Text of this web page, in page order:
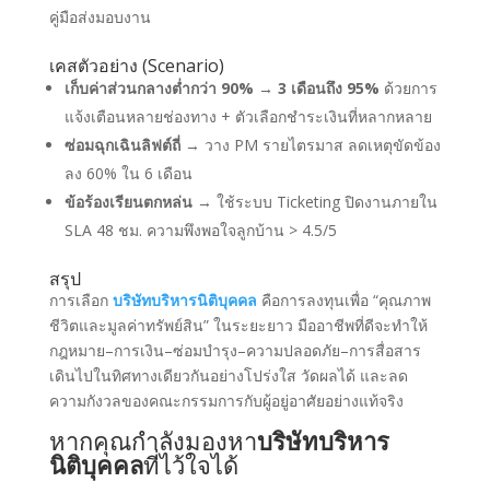
คู่มือส่งมอบงาน
เคสตัวอย่าง (Scenario)
เก็บค่าส่วนกลางต่ำกว่า 90% → 3 เดือนถึง 95% ด้วยการ
แจ้งเตือนหลายช่องทาง + ตัวเลือกชำระเงินที่หลากหลาย
ซ่อมฉุกเฉินลิฟต์ถี่→ วาง PM รายไตรมาส ลดเหตุขัดข้อง
ลง 60% ใน 6 เดือน
ข้อร้องเรียนตกหล่น→ ใช้ระบบ Ticketing ปิดงานภายใน
SLA 48 ชม. ความพึงพอใจลูกบ้าน > 4.5/5
สรุป
การเลือก บริษัทบริหารนิติบุคคล คือการลงทุนเพื่อ “คุณภาพ
ชีวิตและมูลค่าทรัพย์สิน” ในระยะยาว มืออาชีพที่ดีจะทำให้
กฎหมาย–การเงิน–ซ่อมบำรุง–ความปลอดภัย–การสื่อสาร
เดินไปในทิศทางเดียวกันอย่างโปร่งใส วัดผลได้ และลด
ความกังวลของคณะกรรมการกับผู้อยู่อาศัยอย่างแท้จริง
หากคุณกำลังมองหาบริษัทบริหาร
นิติบุคคลที่ไว้ใจได้